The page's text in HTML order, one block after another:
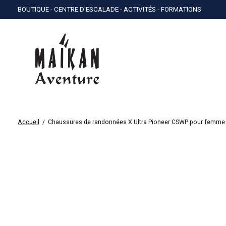
BOUTIQUE - CENTRE D'ESCALADE - ACTIVITÉS - FORMATIONS
Accueil / Chaussures de randonnées X Ultra Pioneer CSWP pour femme